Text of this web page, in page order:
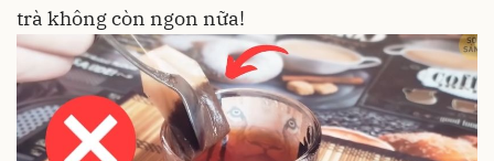
trà không còn ngon nữa!